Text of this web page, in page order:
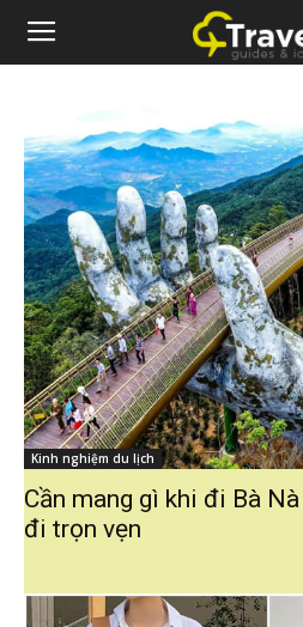
Kinh nghiệm du lịch
Cần mang gì khi đi Bà
đi trọn vẹn